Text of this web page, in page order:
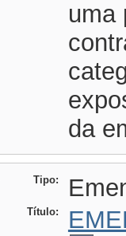
uma
da
Tipo:
Título: